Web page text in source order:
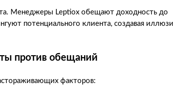
Менеджеры Leptiox обещают доходность до
потенциального клиента, создавая
против обещаний
факторов: